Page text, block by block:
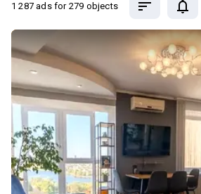
1 287 ads for 279 objects